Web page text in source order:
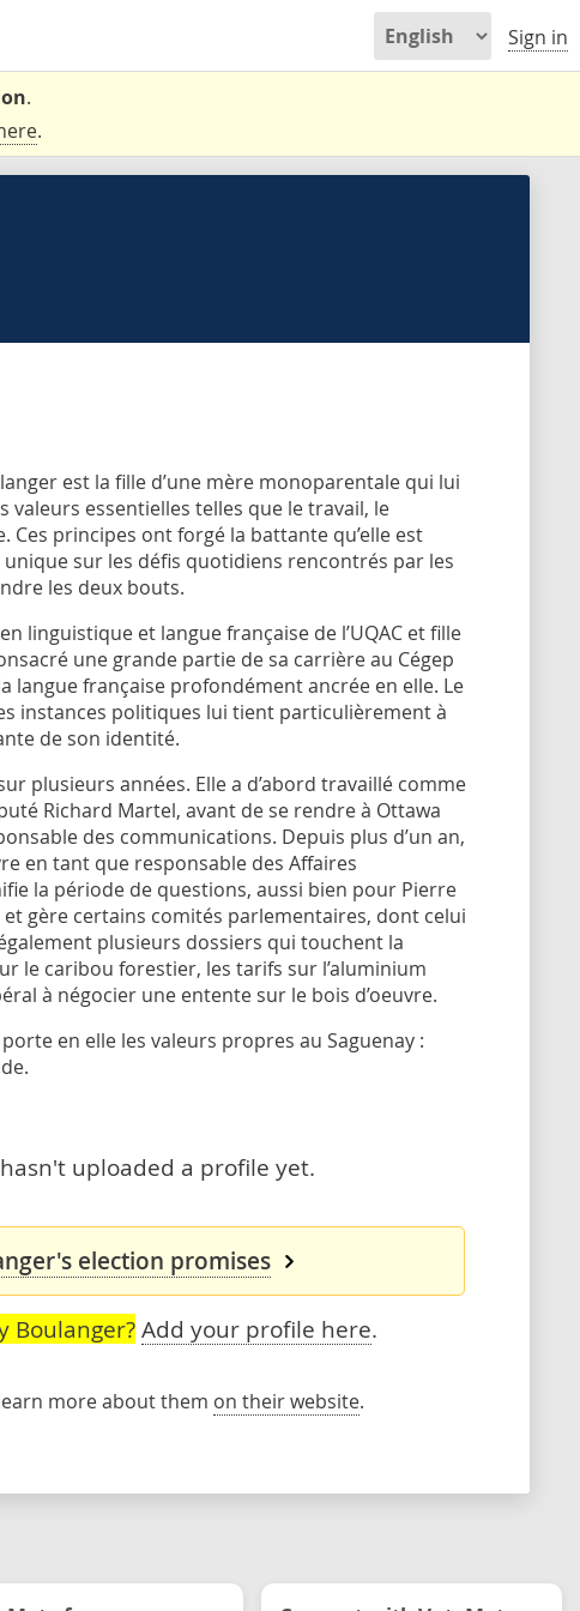
Sign in
.
.
est la fille d’une mère monoparentale qui lui
valeurs essentielles telles que le travail, le
Ces principes ont forgé la battante qu’elle est
sur les défis quotidiens rencontrés par les
les deux bouts.
linguistique et langue française de l’UQAC et fille
une grande partie de sa carrière au Cégep
langue française profondément ancrée en elle. Le
instances politiques lui tient particulièrement à
de son identité.
plusieurs années. Elle a d’abord travaillé comme
Richard Martel, avant de se rendre à Ottawa
des communications. Depuis plus d’un an,
en tant que responsable des Affaires
la période de questions, aussi bien pour Pierre
gère certains comités parlementaires, dont celui
plusieurs dossiers qui touchent la
le caribou forestier, les tarifs sur l’aluminium
à négocier une entente sur le bois d’oeuvre.
en elle les valeurs propres au Saguenay :
uploaded a profile yet.
election promises
Boulanger? Add your profile here.
more about them on their website.